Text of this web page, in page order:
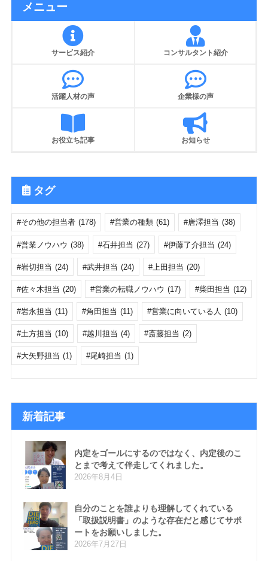
メニュー
サービス紹介 コンサルタント紹介
活躍人材の声 企業様の声
お役立ち記事 お知らせ
タグ
その他の担当者 (178) 営業の種類 (61) 唐澤担当 (38)
営業ノウハウ (38) 石井担当 (27) 伊藤了介担当 (24)
岩切担当 (24) 武井担当 (24) 上田担当 (20)
佐々木担当 (20) 営業の転職ノウハウ (17) 柴田担当 (12)
岩永担当 (11) 角田担当 (11) 営業に向いている人 (10)
土方担当 (10) 越川担当 (4) 斎藤担当 (2)
大矢野担当 (1) 尾崎担当 (1)
新着記事
内定をゴールにするのではなく、内定後のこ
とまで考えて伴走してくれました。
2026年8月4日
自分のことを誰よりも理解してくれている
「取扱説明書」のような存在だと感じてサポ
ートをお願いしました。
2026年7月27日